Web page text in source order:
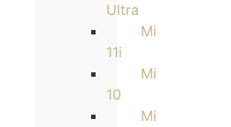
Ultra
Mi
11i
Mi
10
Mi